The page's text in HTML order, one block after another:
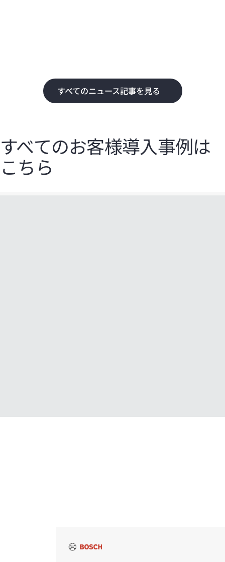
すべてのニュース記事を見る
すべてのお客様導入事例は
こちら